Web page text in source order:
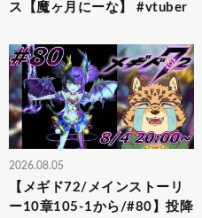
ス【魔ヶ月にーな】 #vtuber
2026.08.05
【メギド72/メインストーリ
ー10章105-1から/#80】投降